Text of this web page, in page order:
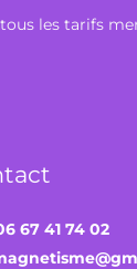
les tarifs
67 41 74 02